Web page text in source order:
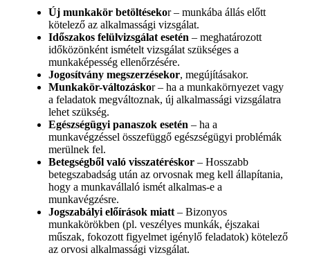
Új munkakör betöltésekor – munkába állás előtt
kötelező az alkalmassági vizsgálat.
Időszakos felülvizsgálat esetén – meghatározott
időközönként ismételt vizsgálat szükséges a
munkaképesség ellenőrzésére.
Jogosítvány megszerzésekor, megújításakor.
Munkakör-változáskor – ha a munkakörnyezet vagy
a feladatok megváltoznak, új alkalmassági vizsgálatra
lehet szükség.
Egészségügyi panaszok esetén – ha a
munkavégzéssel összefüggő egészségügyi problémák
merülnek fel.
Betegségből való visszatéréskor – Hosszabb
betegszabadság után az orvosnak meg kell állapítania,
hogy a munkavállaló ismét alkalmas-e a
munkavégzésre.
Jogszabályi előírások miatt– Bizonyos
munkakörökben (pl. veszélyes munkák, éjszakai
műszak, fokozott figyelmet igénylő feladatok) kötelező
az orvosi alkalmassági vizsgálat.